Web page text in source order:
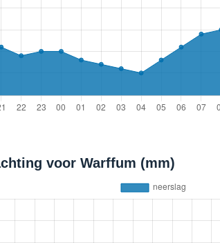
voor Warffum (mm)